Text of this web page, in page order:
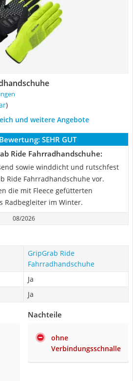
)
und weitere Angebote
SEHR GUT
Ride Fahrradhandschuhe:
sowie winddicht und rutschfest
Ride Fahrradhandschuhe vor.
die mit Fleece gefütterten
Radbegleiter im Winter.
08/2026
GripGrab Ride
Fahrradhandschuhe
Ja
Ja
Nachteile
ohne
Verbindungsschnalle